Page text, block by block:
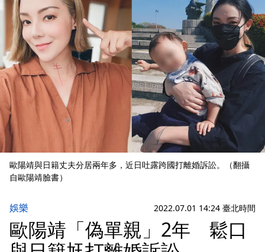
歐陽靖與日籍丈夫分居兩年多，近日吐露跨國打離婚訴訟。（翻攝
自歐陽靖臉書）
娛樂 2022.07.01 14:24 臺北時間
歐陽靖「偽單親」2年 鬆口